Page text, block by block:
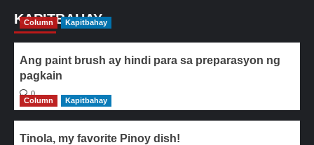
KAPITBAHAY
Column Kapitbahay
Ang paint brush ay hindi para sa preparasyon ng
pagkain
0
Column
Kapitbahay
Tinola, my favorite Pinoy dish!